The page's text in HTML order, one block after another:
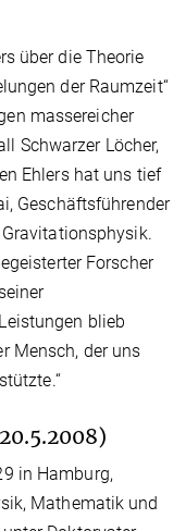
über die Theorie
der Raumzeit“
massereicher
Schwarzer Löcher,
Ehlers hat uns tief
Geschäftsführender
Forscher
blieb
Mensch, der uns
in Hamburg,
Mathematik und